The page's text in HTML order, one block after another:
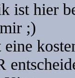
ist hier
;)